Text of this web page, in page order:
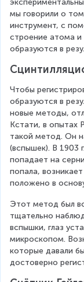
мы говорили о
инструмент, с
строение атома
образуются в
Чтобы
образуются в
новые методы,
Кстати, в опытах
такой метод. Он
(вспышек). В 1903
попадает на
попала,
положено в
Этот метод был
тщательно
вспышки, глаз
микроскопом.
которые давали
достоверно